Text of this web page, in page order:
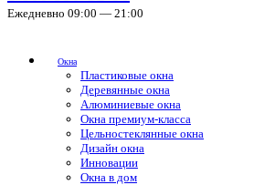
Ежедневно 09:00 — 21:00
Окна
Пластиковые окна
Деревянные окна
Алюминиевые окна
Окна премиум-класса
Цельностеклянные окна
Дизайн окна
Инновации
Окна в дом